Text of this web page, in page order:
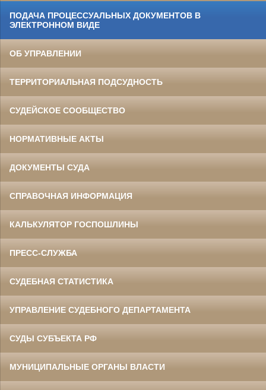
ПОДАЧА ПРОЦЕССУАЛЬНЫХ ДОКУМЕНТОВ В
ЭЛЕКТРОННОМ ВИДЕ
ОБ УПРАВЛЕНИИ
ТЕРРИТОРИАЛЬНАЯ ПОДСУДНОСТЬ
СУДЕЙСКОЕ СООБЩЕСТВО
НОРМАТИВНЫЕ АКТЫ
ДОКУМЕНТЫ СУДА
СПРАВОЧНАЯ ИНФОРМАЦИЯ
КАЛЬКУЛЯТОР ГОСПОШЛИНЫ
ПРЕСС-СЛУЖБА
СУДЕБНАЯ СТАТИСТИКА
УПРАВЛЕНИЕ СУДЕБНОГО ДЕПАРТАМЕНТА
СУДЫ СУБЪЕКТА РФ
МУНИЦИПАЛЬНЫЕ ОРГАНЫ ВЛАСТИ